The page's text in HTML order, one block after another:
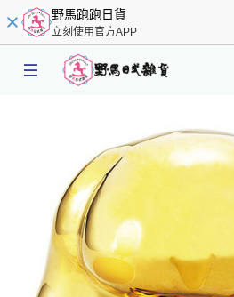
野馬跑跑日貨
立刻使用官方APP